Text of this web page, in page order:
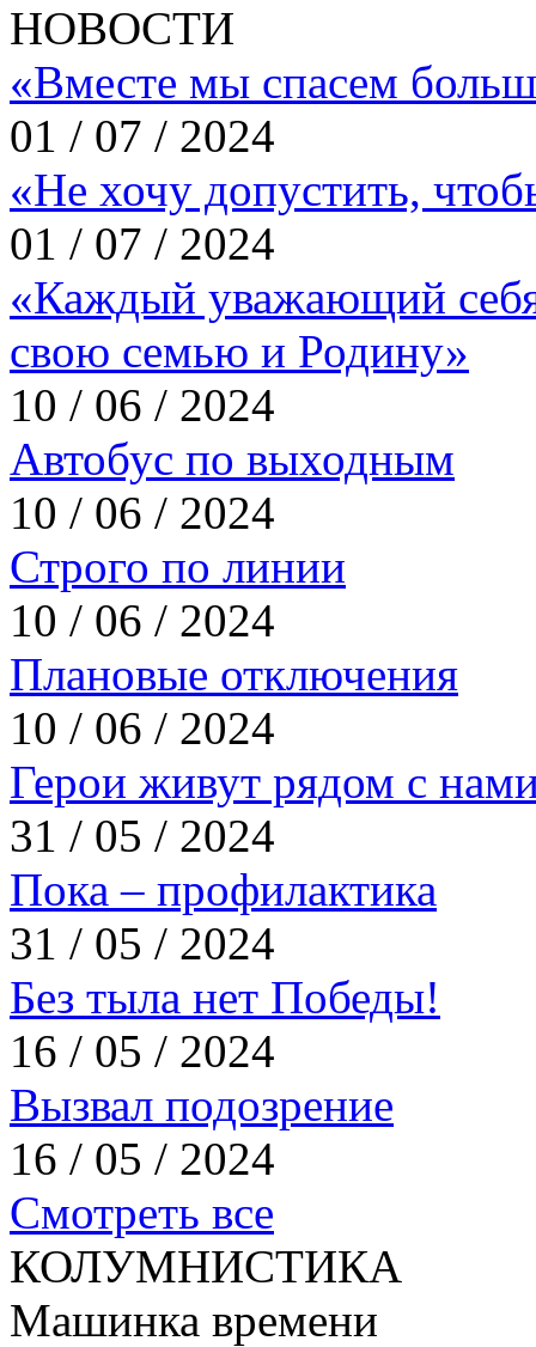
НОВОСТИ
«Вместе мы спасем
01 / 07 / 2024
«Не хочу допустить,
01 / 07 / 2024
«Каждый уважающий
свою семью и Родину»
10 / 06 / 2024
Автобус по выходным
10 / 06 / 2024
Строго по линии
10 / 06 / 2024
Плановые отключения
10 / 06 / 2024
Герои живут рядом с
31 / 05 / 2024
Пока – профилактика
31 / 05 / 2024
Без тыла нет Победы!
16 / 05 / 2024
Вызвал подозрение
16 / 05 / 2024
Смотреть все
КОЛУМНИСТИКА
Машинка времени